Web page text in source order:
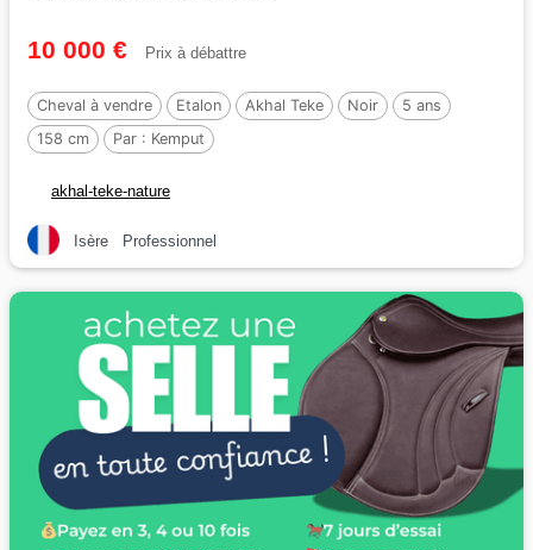
10 000 € Prix à débattre
Cheval à vendre Etalon Akhal Teke Noir
5 ans
158 cm
Par : Kemput
akhal-teke-nature
Isère Professionnel